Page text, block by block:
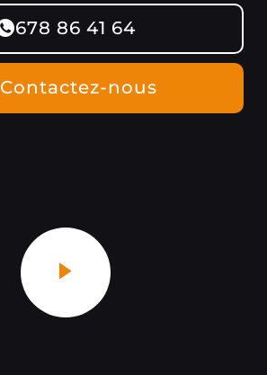
678 86 41 64
Contactez-nous